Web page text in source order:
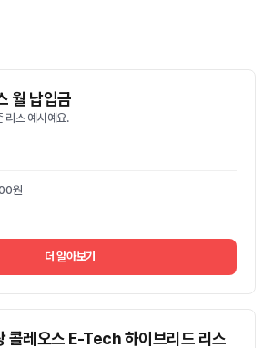
월 납입금
리스 예시예요.
원
더 알아보기
콜레오스 E-Tech 하이브리드 리스